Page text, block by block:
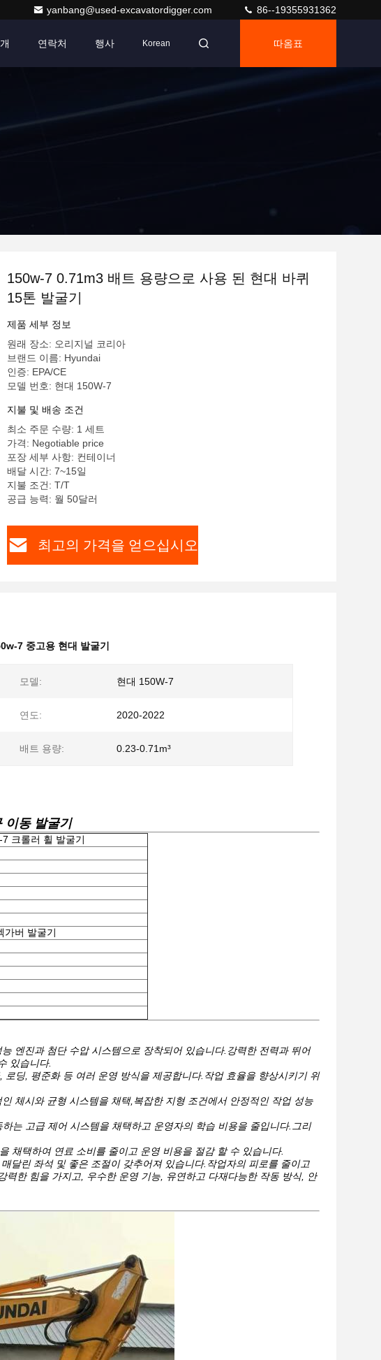
yanbang@used-excavatordigger.com 86--19355931362
연락처 행사 Korean 따옴표
150w-7 0.71m3 배트 용량으로 사용 된 현대 바퀴
15톤 발굴기
제품 세부 정보
원래 장소: 오리지널 코리아
브랜드 이름: Hyundai
인증: EPA/CE
모델 번호: 현대 150W-7
지불 및 배송 조건
최소 주문 수량: 1 세트
가격: Negotiable price
포장 세부 사항: 컨테이너
배달 시간: 7~15일
지불 조건: T/T
공급 능력: 월 50달러
최고의 가격을 얻으십시오
7 중고용 현대 발굴기
모델: 현대 150W-7
연도: 2020-2022
배트 용량: 0.23-0.71m³
이동 발굴기
크롤러 휠 발굴기
가버 발굴기
엔진과 첨단 수압 시스템으로 장착되어 있습니다.강력한 전력과 뛰어
있습니다.
딩, 평준화 등 여러 운영 방식을 제공합니다.작업 효율을 향상시키기 위
체시와 균형 시스템을 채택,복잡한 지형 조건에서 안정적인 작업 성능
는 고급 제어 시스템을 채택하고 운영자의 학습 비용을 줄입니다.그리
채택하여 연료 소비를 줄이고 운영 비용을 절감 할 수 있습니다.
달린 좌석 및 좋은 조절이 갖추어져 있습니다.작업자의 피로를 줄이고
력한 힘을 가지고, 우수한 운영 기능, 유연하고 다재다능한 작동 방식, 안